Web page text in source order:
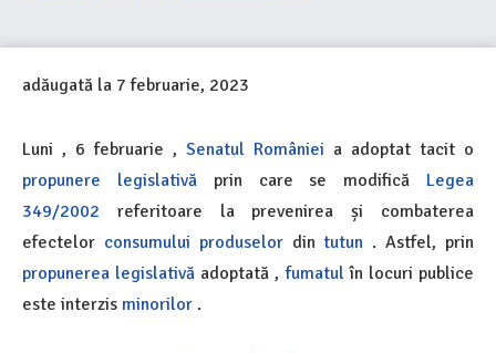
adăugată la 7 februarie, 2023
Luni , 6 februarie , Senatul României a adoptat tacit o
propunere legislativăprin care se modifică Legea
349/2002 referitoare la prevenirea și combaterea
efectelor consumului produselordintutun . Astfel, prin
propunerea legislativă adoptată ,fumatul în locuri publice
este interzis minorilor .